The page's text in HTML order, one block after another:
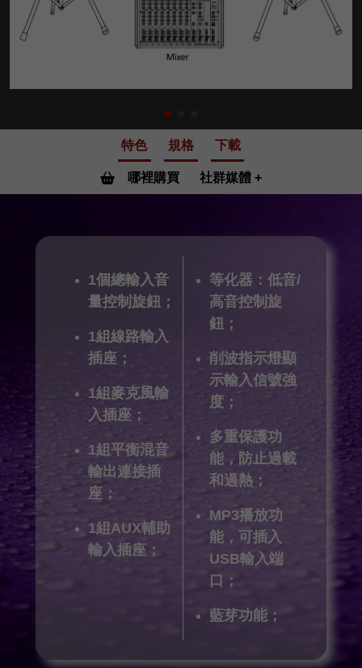
特色 規格 下載
哪裡購買 社群媒體
1個總輸入音
量控制旋鈕；
1組線路輸入
插座；
1組麥克風輸
入插座；
1組平衡混音
輸出連接插
座；
1組AUX輔助
輸入插座；
等化器：低音/
高音控制旋
鈕；
削波指示燈顯
示輸入信號強
度；
多重保護功
能，防止過載
和過熱；
MP3播放功
能，可插入
USB輸入端
口；
藍芽功能；